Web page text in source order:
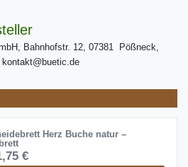
Bahnhofstr. 12, 07381 Pößneck,
kontakt@buetic.de
Herz Buche natur –
€